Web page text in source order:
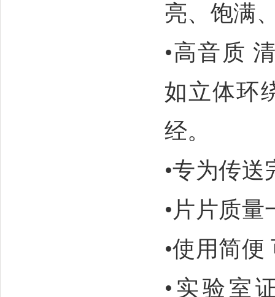
亮、饱满
•高音质
如立体环
经。
•专为传
•片片质
•使用简
•实验室